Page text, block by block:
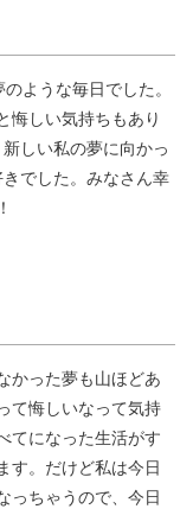
ような毎日でした。
悔しい気持ちもあり
しい私の夢に向かっ
でした。みなさん幸
かった夢も山ほどあ
て悔しいなって気持
てになった生活がす
す。だけど私は今日
っちゃうので、今日